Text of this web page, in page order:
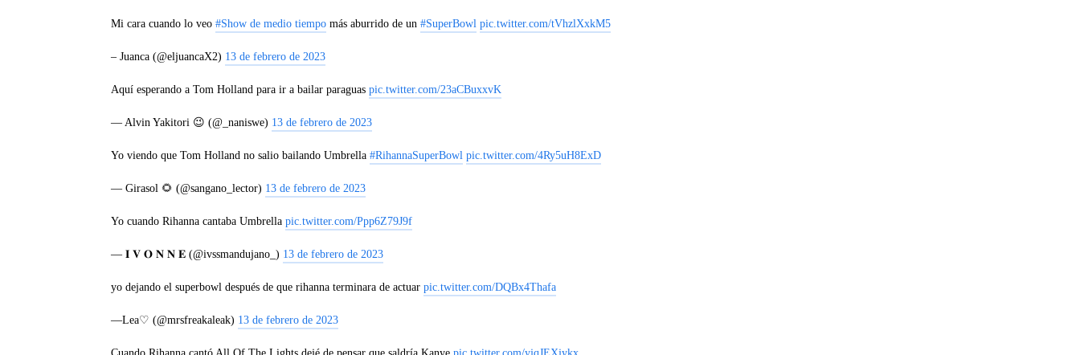
Mi cara cuando lo veo #Show de medio tiempo más aburrido de un #SuperBowl pic.twitter.com/tVhzlXxkM5
– Juanca (@eljuancaX2) 13 de febrero de 2023
Aquí esperando a Tom Holland para ir a bailar paraguas pic.twitter.com/23aCBuxxvK
— Alvin Yakitori 😉 (@_naniswe) 13 de febrero de 2023
Yo viendo que Tom Holland no salio bailando Umbrella #RihannaSuperBowl pic.twitter.com/4Ry5uH8ExD
— Girasol 🌻 (@sangano_lector) 13 de febrero de 2023
Yo cuando Rihanna cantaba Umbrella pic.twitter.com/Ppp6Z79J9f
— 𝐈 𝐕 𝐎 𝐍 𝐍 𝐄 (@ivssmandujano_) 13 de febrero de 2023
yo dejando el superbowl después de que rihanna terminara de actuar pic.twitter.com/DQBx4Thafa
—Lea♡︎ (@mrsfreakaleak) 13 de febrero de 2023